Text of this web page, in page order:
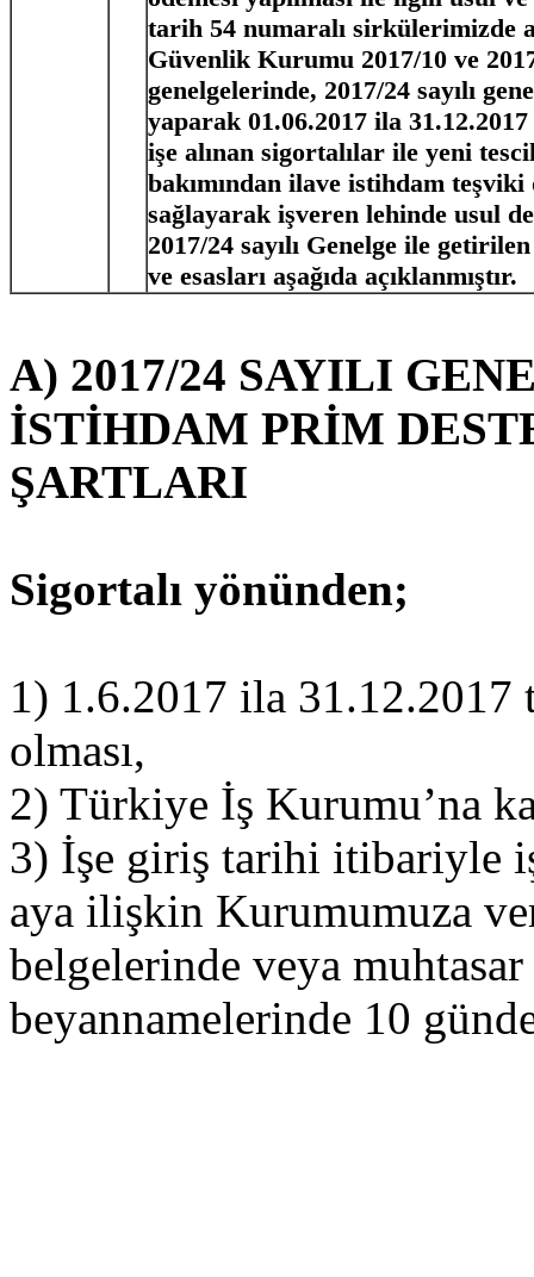
tarih 54 numaralı sirkülerimizde
Güvenlik Kurumu 2017/10 ve
genelgelerinde, 2017/24 sayılı
yaparak 01.06.2017 ila
işe alınan sigortalılar ile yeni
bakımından ilave istihdam
sağlayarak işveren lehinde usul
2017/24 sayılı Genelge ile
ve esasları aşağıda açıklanmıştır.
A) 2017/24 SAYILI
İSTİHDAM PRİM
ŞARTLARI
Sigortalı yönünden;
1) 1.6.2017 ila 31.12.2017
olması,
2) Türkiye İş Kurumu’na
3) İşe giriş tarihi itibariyle
aya ilişkin Kurumumuza
belgelerinde veya
beyannamelerinde 10